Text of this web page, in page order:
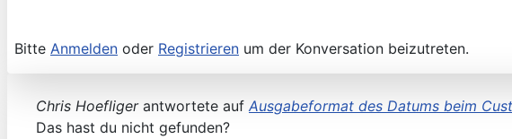
Bitte Anmelden oder Registrieren um der Konversation beizutreten.
Chris Hoefligerantwortete auf Ausgabeformat des Datums beim
Das hast du nicht gefunden?